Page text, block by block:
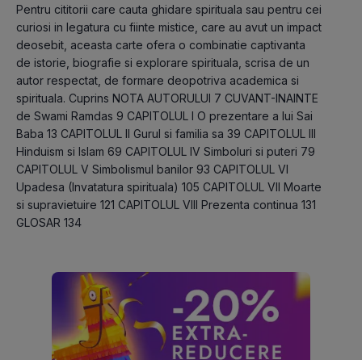
Pentru cititorii care cauta ghidare spirituala sau pentru cei
curiosi in legatura cu fiinte mistice, care au avut un impact
deosebit, aceasta carte ofera o combinatie captivanta
de istorie, biografie si explorare spirituala, scrisa de un
autor respectat, de formare deopotriva academica si
spirituala. Cuprins NOTA AUTORULUI 7 CUVANT-INAINTE
de Swami Ramdas 9 CAPITOLUL I O prezentare a lui Sai
Baba 13 CAPITOLUL II Gurul si familia sa 39 CAPITOLUL III
Hinduism si Islam 69 CAPITOLUL IV Simboluri si puteri 79
CAPITOLUL V Simbolismul banilor 93 CAPITOLUL VI
Upadesa (Invatatura spirituala) 105 CAPITOLUL VII Moarte
si supravietuire 121 CAPITOLUL VIII Prezenta continua 131
GLOSAR 134